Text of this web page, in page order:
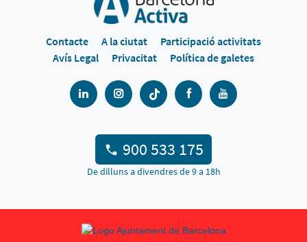
Contacte A la ciutat
Participació activitats
Avís Legal
Privacitat Política de galetes
900 533 175
De dilluns a divendres de 9 a 18h